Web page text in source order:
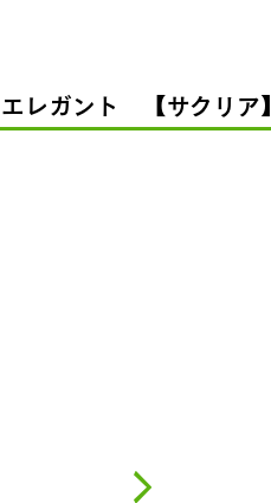
ガント 【サクリア】